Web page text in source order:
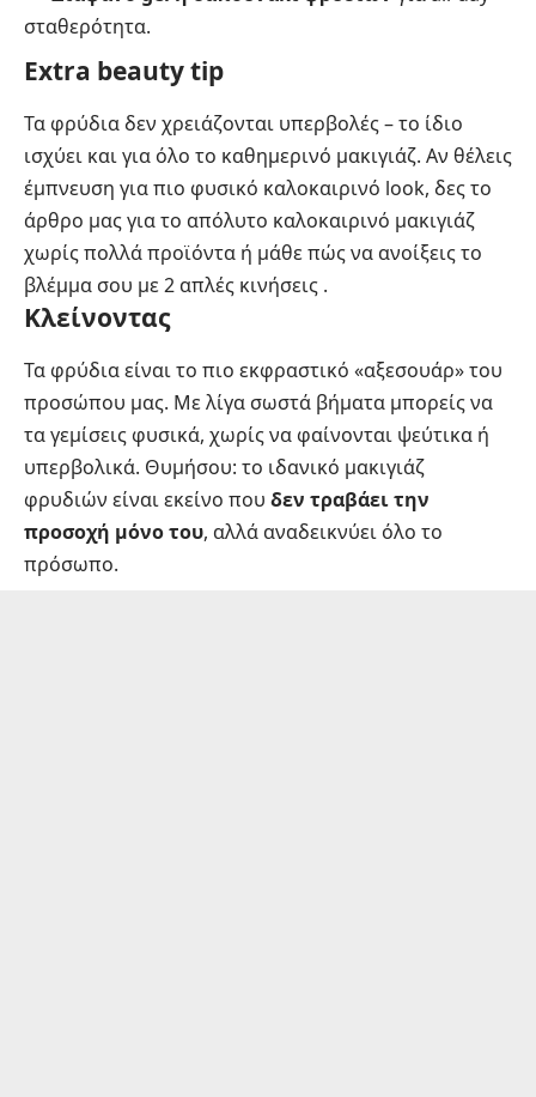
σταθερότητα.
Extra beauty tip
Τα φρύδια δεν χρειάζονται υπερβολές – το ίδιο
ισχύει και για όλο το καθημερινό μακιγιάζ. Αν θέλεις
έμπνευση για πιο φυσικό καλοκαιρινό look, δες το
άρθρο μας για το απόλυτο καλοκαιρινό μακιγιάζ
χωρίς πολλά προϊόντα ή μάθεπώς να ανοίξεις το
βλέμμα σου με 2 απλές κινήσεις .
Κλείνοντας
Τα φρύδια είναι το πιο εκφραστικό «αξεσουάρ» του
προσώπου μας. Με λίγα σωστά βήματα μπορείς να
τα γεμίσεις φυσικά, χωρίς να φαίνονται ψεύτικα ή
υπερβολικά. Θυμήσου: το ιδανικό μακιγιάζ
φρυδιών είναι εκείνο που δεν τραβάει την
προσοχή μόνο του, αλλά αναδεικνύει όλο το
πρόσωπο.